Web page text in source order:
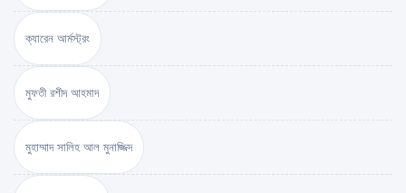
ক্যারেন আর্মস্ট্রং
মুফতী রশীদ আহমাদ
মুহাম্মাদ সালিহ আল মুনাজ্জিদ